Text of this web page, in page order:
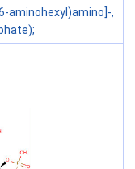
aminohexyl)amino]-,